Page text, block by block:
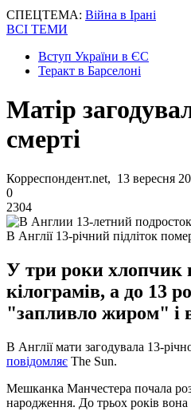
СПЕЦТЕМА: Війна в Ірані
ВСІ ТЕМИ
Вступ України в ЄС
Теракт в Барселоні
Матір
смерті
Корреспондент.net, 13 вересня
0
2304
В Англії 13-річний підліток
У три роки хлопчик
кілограмів, а до 13
"запливло жиром" і
В Англії мати загодувала 13-
повідомляє The Sun.
Мешканка Манчестера почала
народження. До трьох років вона